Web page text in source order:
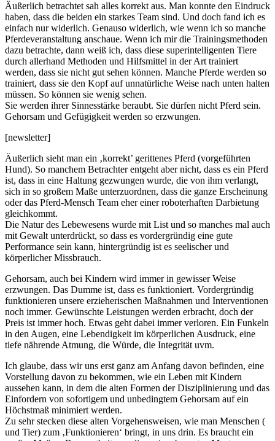
Äußerlich betrachtet sah alles korrekt aus. Man konnte den Eindruck
haben, dass die beiden ein starkes Team sind. Und doch fand ich es
einfach nur widerlich. Genauso widerlich, wie wenn ich so manche
Pferdeveranstaltung anschaue. Wenn ich mir die Trainingsmethoden
dazu betrachte, dann weiß ich, dass diese superintelligenten Tiere
durch allerhand Methoden und Hilfsmittel in der Art trainiert
werden, dass sie nicht gut sehen können. Manche Pferde werden so
trainiert, dass sie den Kopf auf unnatürliche Weise nach unten halten
müssen. So können sie wenig sehen.
Sie werden ihrer Sinnesstärke beraubt. Sie dürfen nicht Pferd sein.
Gehorsam und Gefügigkeit werden so erzwungen.
[newsletter]
Äußerlich sieht man ein ‚korrekt’ gerittenes Pferd (vorgeführten
Hund). So manchem Betrachter entgeht aber nicht, dass es ein Pferd
ist, dass in eine Haltung gezwungen wurde, die von ihm verlangt,
sich in so großem Maße unterzuordnen, dass die ganze Erscheinung
oder das Pferd-Mensch Team eher einer roboterhaften Darbietung
gleichkommt.
Die Natur des Lebewesens wurde mit List und so manches mal auch
mit Gewalt unterdrückt, so dass es vordergründig eine gute
Performance sein kann, hintergründig ist es seelischer und
körperlicher Missbrauch.
Gehorsam, auch bei Kindern wird immer in gewisser Weise
erzwungen. Das Dumme ist, dass es funktioniert. Vordergründig
funktionieren unsere erzieherischen Maßnahmen und Interventionen
noch immer. Gewünschte Leistungen werden erbracht, doch der
Preis ist immer hoch. Etwas geht dabei immer verloren. Ein Funkeln
in den Augen, eine Lebendigkeit im körperlichen Ausdruck, eine
tiefe nährende Atmung, die Würde, die Integrität uvm.
Ich glaube, dass wir uns erst ganz am Anfang davon befinden, eine
Vorstellung davon zu bekommen, wie ein Leben mit Kindern
aussehen kann, in dem die alten Formen der Disziplinierung und das
Einfordern von sofortigem und unbedingtem Gehorsam auf ein
Höchstmaß minimiert werden.
Zu sehr stecken diese alten Vorgehensweisen, wie man Menschen (
und Tier) zum ‚Funktionieren‘ bringt, in uns drin. Es braucht ein